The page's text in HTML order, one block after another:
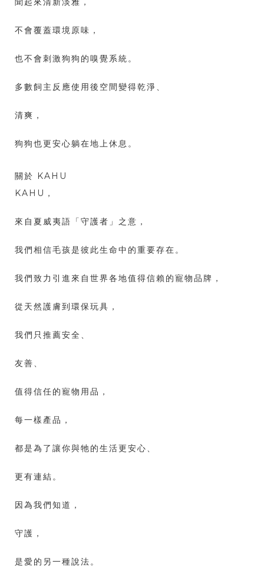
不會覆蓋環境原味，
也不會刺激狗狗的嗅覺系統。
多數飼主反應使用後空間變得乾淨、
清爽，
狗狗也更安心躺在地上休息。
關於 KAHU
KAHU，
來自夏威夷語「守護者」之意，
我們相信毛孩是彼此生命中的重要存在。
我們致力引進來自世界各地值得信賴的寵物品牌，
從天然護膚到環保玩具，
我們只推薦安全、
友善、
值得信任的寵物用品，
每一樣產品，
都是為了讓你與牠的生活更安心、
更有連結。
因為我們知道，
守護，
是愛的另一種說法。